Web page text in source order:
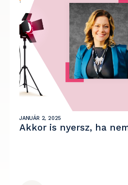
JANUÁR 2, 2025
Akkor is nyersz, ha